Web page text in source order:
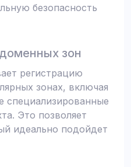
безопасность
зон
регистрацию
зонах, включая
специализированные
Это позволяет
идеально подойдет